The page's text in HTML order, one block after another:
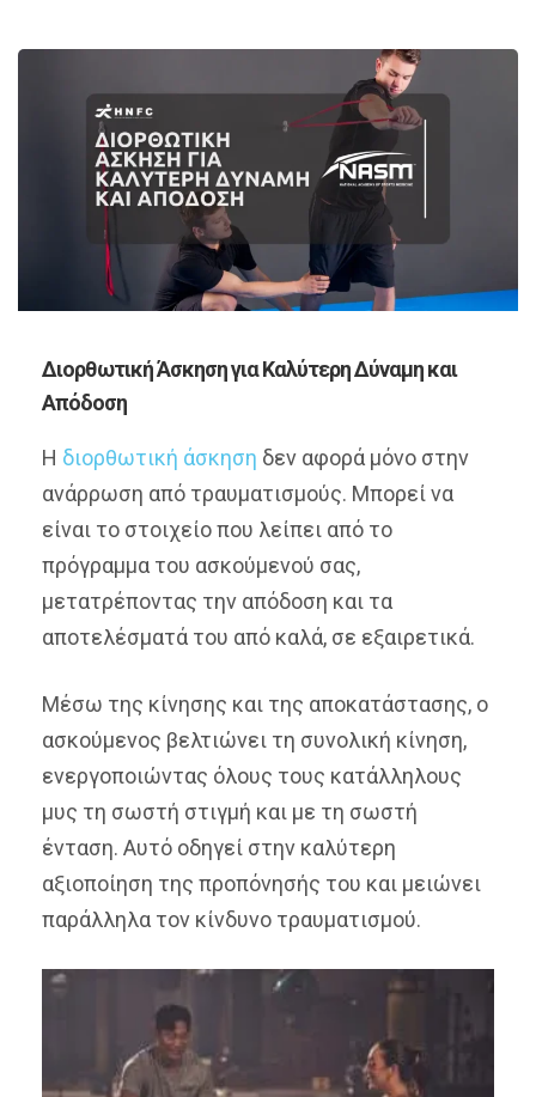
Διορθωτική Άσκηση για Καλύτερη Δύναμη και
Απόδοση
Η διορθωτική άσκηση δεν αφορά μόνο στην
ανάρρωση από τραυματισμούς. Μπορεί να
είναι το στοιχείο που λείπει από το
πρόγραμμα του ασκούμενού σας,
μετατρέποντας την απόδοση και τα
αποτελέσματά του από καλά, σε εξαιρετικά.
Μέσω της κίνησης και της αποκατάστασης, ο
ασκούμενος βελτιώνει τη συνολική κίνηση,
ενεργοποιώντας όλους τους κατάλληλους
μυς τη σωστή στιγμή και με τη σωστή
ένταση. Αυτό οδηγεί στην καλύτερη
αξιοποίηση της προπόνησής του και μειώνει
παράλληλα τον κίνδυνο τραυματισμού.